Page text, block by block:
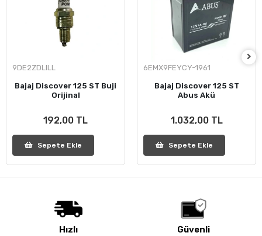
9DE2ZDLILL
Bajaj Discover 125 ST Buji
Orijinal
192,00 TL
Sepete Ekle
6EMX9FEYCY-1961
Bajaj Discover 125 ST
Abus Akü
1.032,00 TL
Sepete Ekle
Hızlı Güvenli